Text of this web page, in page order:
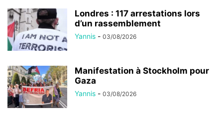
Londres : 117 arrestations lors
d’un rassemblement
Yannis - 03/08/2026
Manifestation à Stockholm pour
Gaza
Yannis - 03/08/2026